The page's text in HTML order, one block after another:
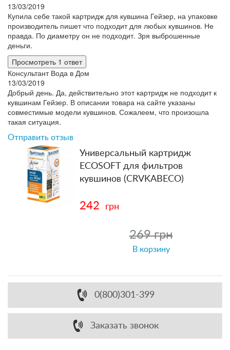
13/03/2019
Купила себе такой картридж для кувшина Гейзер, на упаковке
производитель пишет что подходит для любых кувшинов. Не
правда. По диаметру он не подходит. Зря выброшенные
деньги.
Просмотреть 1 ответ
Консультант Вода в Дом
13/03/2019
Добрый день. Да, действительно этот картридж не подходит к
кувшинам Гейзер. В описании товара на сайте указаны
совместимые модели кувшинов. Сожалеем, что произошла
такая ситуация.
Отправить отзыв
Универсальный картридж
ECOSOFT для фильтров
кувшинов (CRVKABECO)
242 грн
269 грн
В корзину
0(800)301-399
Заказать звонок